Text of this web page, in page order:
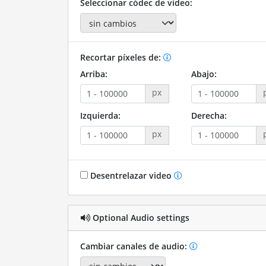
Seleccionar códec de video:
Recortar píxeles de:
Arriba:
px
Abajo:
Izquierda:
px
Derecha:
Desentrelazar video
Optional Audio settings
Cambiar canales de audio: